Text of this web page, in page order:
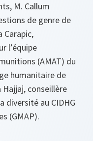
M. Callum
de genre de
Carapic,
l’équipe
(AMAT) du
humanitaire de
Hajjaj, conseillère
diversité au CIDHG
(GMAP).